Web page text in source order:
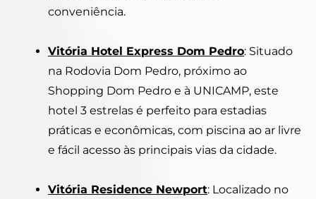
conveniência.
Vitória Hotel Express Dom Pedro: Situado
na Rodovia Dom Pedro, próximo ao
Shopping Dom Pedro e à UNICAMP, este
hotel 3 estrelas é perfeito para estadias
práticas e econômicas, com piscina ao ar livre
e fácil acesso às principais vias da cidade.
Vitória Residence Newport: Localizado no